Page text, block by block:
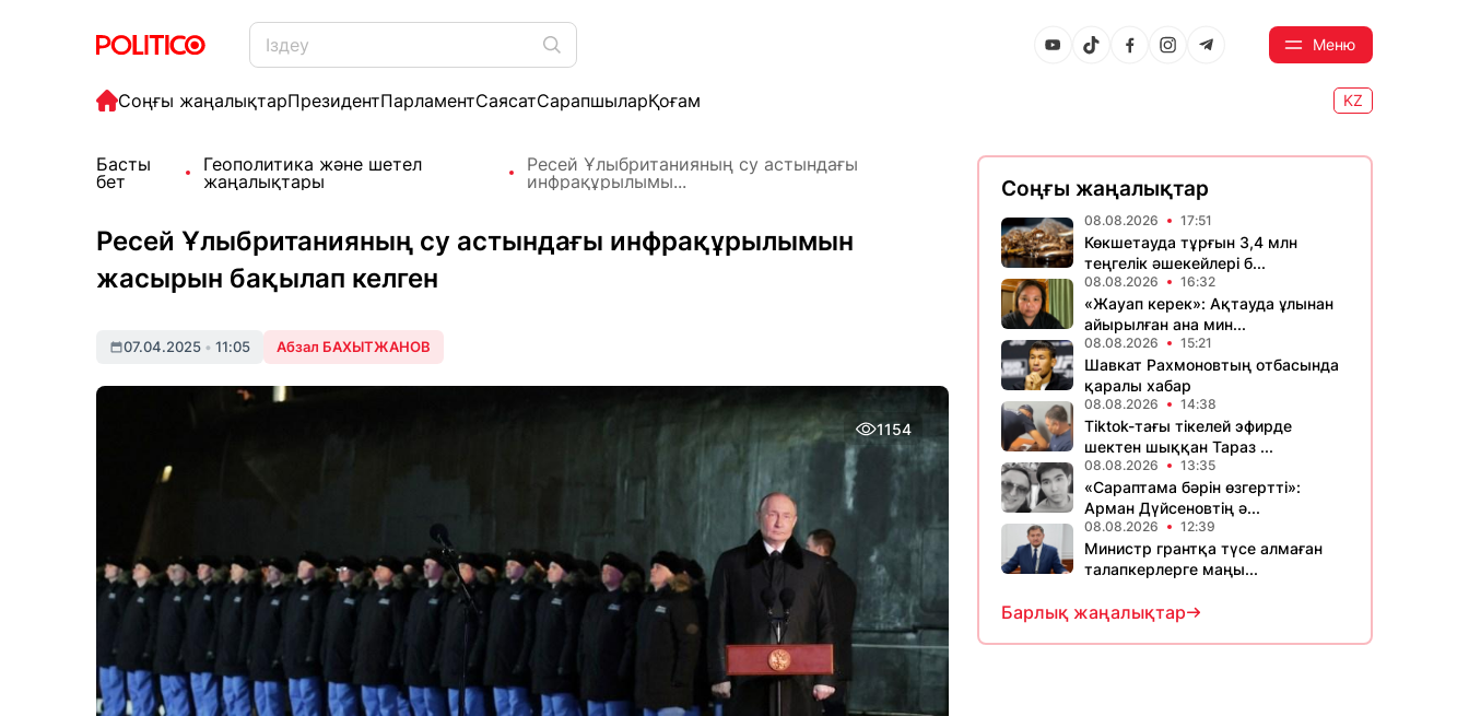
Меню
Соңғы жаңалықтарПрезидентПарламентСаясатСарапшыларҚоғам KZ
Басты
бет
Геополитика және шетел
жаңалықтары
Ресей Ұлыбританияның су астындағы
инфрақұрылымы...
Ресей Ұлыбританияның су астындағы инфрақұрылымын
жасырын бақылап келген
07.04.2025 • 11:05 Абзал БАХЫТЖАНОВ
1154
Соңғы жаңалықтар
08.08.2026 17:51
Көкшетауда тұрғын 3,4 млн
теңгелік әшекейлері б...
08.08.2026 16:32
«Жауап керек»: Ақтауда ұлынан
айырылған ана мин...
08.08.2026 15:21
Шавкат Рахмоновтың отбасында
қаралы хабар
08.08.2026 14:38
Tiktok-тағы тікелей эфирде
шектен шыққан Тараз ...
08.08.2026 13:35
«Сараптама бәрін өзгертті»:
Арман Дүйсеновтің ә...
08.08.2026 12:39
Министр грантқа түсе алмаған
талапкерлерге маңы...
Барлық жаңалықтар